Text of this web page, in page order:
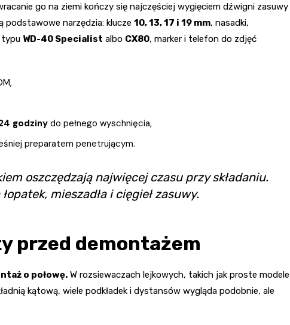
go na ziemi kończy się najczęściej wygięciem dźwigni zasuwy
podstawowe narzędzia: klucze 10, 13, 17 i 19 mm, nasadki,
typu WD-40 Specialist albo CX80, marker i telefon do zdjęć
godziny do pełnego wyschnięcia,
preparatem penetrującym.
oszczędzają najwięcej czasu przy składaniu.
mieszadła i cięgieł zasuwy.
przed demontażem
o połowę. W rozsiewaczach lejkowych, takich jak proste modele
kątową, wiele podkładek i dystansów wygląda podobnie, ale